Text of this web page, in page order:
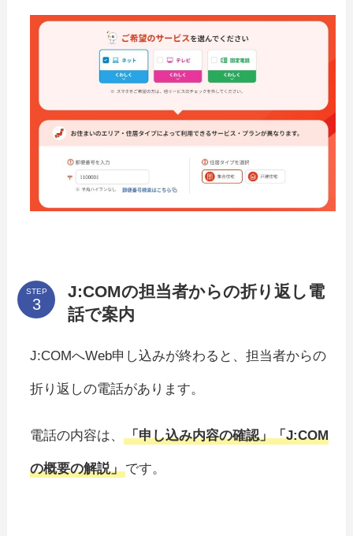
STEP
J:COMの担当者からの折り返し電
話で案内
J:COMへWeb申し込みが終わると、担当者からの
折り返しの電話があります。
電話の内容は、「申し込み内容の確認」「J:COM
の概要の解説」です。